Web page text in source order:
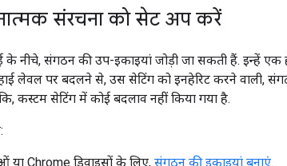
संरचना को सेट अप करें
नीचे, संगठन की उप-इकाइयां जोड़ी जा सकती हैं. इन्हें एक
लेवल पर बदलने से, उस सेटिंग को इनहेरिट करने वाली,
कस्टम सेटिंग में कोई बदलाव नहीं किया गया है.
या Chrome डिवाइसों के लिए, संगठन की इकाइयां बनाएं.